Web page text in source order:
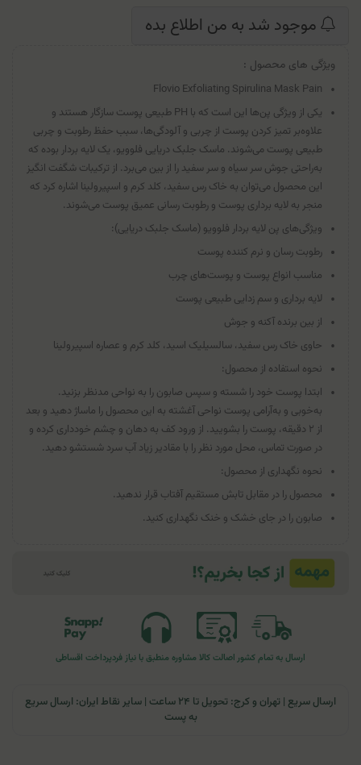
موجود شد به من اطلاع بده
ویژگی های محصول :
Flovio Exfoliating Spirulina Mask Pain
یکی از ویژگی پن‌ها این است که با PH طبیعی پوست سازگار هستند و
علاوه‌بر تمیز کردن پوست از چربی و آلودگی‌ها، سبب حفظ رطوبت و چربی
طبیعی پوست می‌شوند. ماسک جلبک دریایی فلوویو، یک لایه بردار بوده که
به‌راحتی جوش سر سیاه و سر سفید را از بین می‌برد. از ترکیبات شگفت انگیز
این محصول می‌توان به خاک رس سفید، کلد کرم و اسپیرولینا اشاره کرد که
منجر به لایه برداری پوست و رطوبت رسانی عمیق پوست می‌شوند.
ویژگی‌های پن لایه بردار فلوویو (ماسک جلبک دریایی):
رطوبت رسان و نرم کننده پوست
مناسب انواع پوست و پوست‌های چرب
لایه برداری و سم زدایی طبیعی پوست
از بین برنده آکنه و جوش
حاوی خاک رس سفید، سالسیلیک اسید، کلد کرم و عصاره اسپیرولینا
نحوه استفاده از محصول:
ابتدا پوست خود را شسته و سپس صابون را به نواحی مدنظر بزنید.
به‌خوبی و به‌آرامی پوست نواحی آغشته به این محصول را ماساژ دهید و بعد
از ۲ دقیقه، پوست را بشویید. از ورود کف به دهان و چشم خودداری کرده و
در صورت تماس، محل مورد نظر را با مقادیر زیاد آب سرد شستشو دهید.
نحوه نگهداری از محصول:
محصول را در مقابل تابش مستقیم آفتاب قرار ندهید.
صابون را در جای خشک و خنک نگهداری کنید.
ارسال به تمام کشوراصالت کالا مشاوره منطبق با نیاز فردپرداخت اقساطی
ارسال سریع | تهران و کرج: تحویل تا ۲۴ ساعت | سایر نقاط ایران: ارسال سریع
به پست